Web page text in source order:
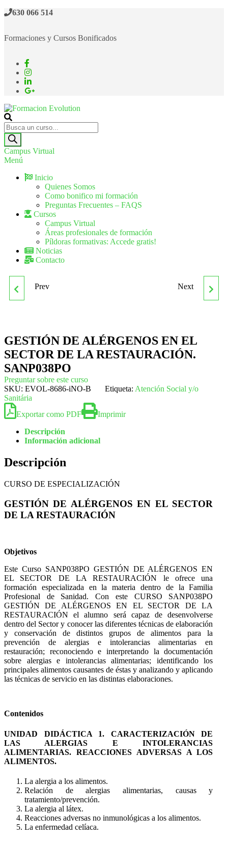
630 066 514
Formaciones y Cursos Bonificados
Formacion Evolution
Cursos de formación continua
Campus Virtual
Menú
Inicio
Quienes Somos
Como bonifico mi formación
Preguntas Frecuentes – FAQS
Cursos
Campus Virtual
Áreas profesionales de formación
Píldoras formativas: Accede gratis!
Noticias
Contacto
SANP034PO SALUD,
DIETÉTICA
Prev SANT006PO ATENCIÓN
DOLOR
Next
GESTIÓN DE ALÉRGENOS EN EL
SECTOR DE LA RESTAURACIÓN.
SANP038PO
Preguntar sobre este curso
SKU: EVOL-8686-iNO-B Etiqueta: Atención Social y/o
Sanitária
Exportar como PDF
Imprimir
Descripción
Información adicional
Descripción
CURSO DE ESPECIALIZACIÓN
GESTIÓN DE ALÉRGENOS EN EL SECTOR
DE LA RESTAURACIÓN
Objetivos
Este Curso SANP038PO GESTIÓN DE ALÉRGENOS EN
EL SECTOR DE LA RESTAURACIÓN le ofrece una
formación especializada en la materia dentro de la Familia
Profesional de Sanidad. Con este CURSO SANP038PO
GESTIÓN DE ALÉRGENOS EN EL SECTOR DE LA
RESTAURACIÓN el alumno será capaz de desenvolverse
dentro del Sector y conocer las diferentes técnicas de elaboración
y conservación de distintos grupos de alimentos para la
prevención de alergias e intolerancias alimentarias en
restauración; reconociendo e interpretando la documentación
sobre alergias e intolerancias alimentarias; identificando los
principales alimentos causantes de éstas y analizando y aplicando
las técnicas de servicio en las distintas elaboraciones.
Contenidos
UNIDAD DIDÁCTICA 1. CARACTERIZACIÓN DE
LAS ALERGIAS E INTOLERANCIAS
ALIMENTARIAS. REACCIONES ADVERSAS A LOS
ALIMENTOS.
La alergia a los alimentos.
Relación de alergias alimentarias, causas y
tratamiento/prevención.
La alergia al látex.
Reacciones adversas no inmunológicas a los alimentos.
La enfermedad celíaca.